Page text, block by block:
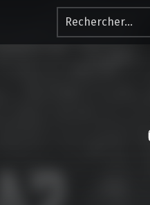
Rechercher :